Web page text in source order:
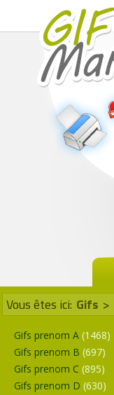
Vous êtes ici: Gifs >
Gifs prenom A (1468)
Gifs prenom B (697)
Gifs prenom C (895)
Gifs prenom D (630)